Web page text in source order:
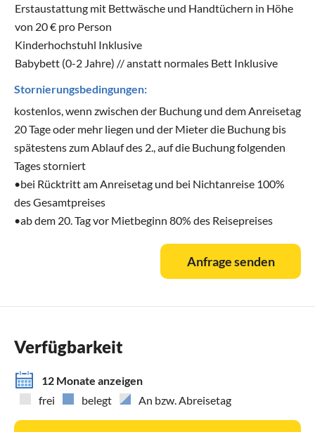
Erstaustattung mit Bettwäsche und Handtüchern in Höhe
von 20 € pro Person
Kinderhochstuhl Inklusive
Babybett (0-2 Jahre) // anstatt normales Bett Inklusive
Stornierungsbedingungen:
kostenlos, wenn zwischen der Buchung und dem Anreisetag
20 Tage oder mehr liegen und der Mieter die Buchung bis
spätestens zum Ablauf des 2., auf die Buchung folgenden
Tages storniert
•bei Rücktritt am Anreisetag und bei Nichtanreise 100%
des Gesamtpreises
•ab dem 20. Tag vor Mietbeginn 80% des Reisepreises
Anfrage senden
Verfügbarkeit
12 Monate anzeigen
frei
belegt An bzw. Abreisetag